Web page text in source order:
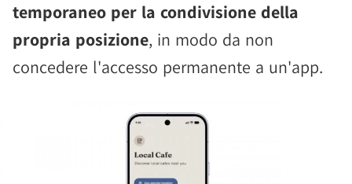
temporaneo per la condivisione della
propria posizione, in modo da non
concedere l'accesso permanente a un'app.